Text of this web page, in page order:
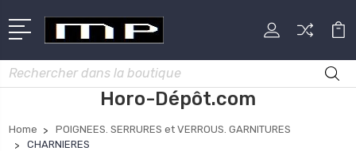
Rechercher
Horo-Dépôt.com
Home
POIGNEES. SERRURES et VERROUS. GARNITURES
CHARNIERES